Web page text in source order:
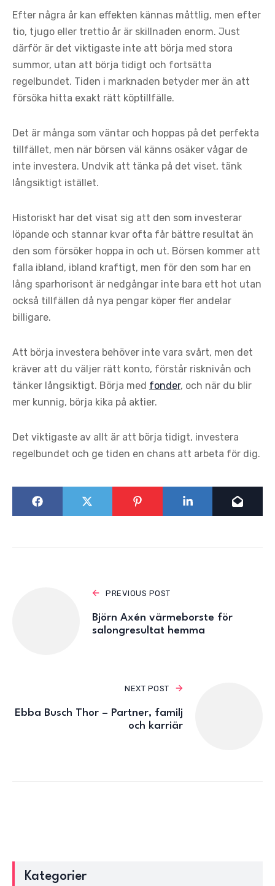
Efter några år kan effekten kännas måttlig, men efter
tio, tjugo eller trettio år är skillnaden enorm. Just
därför är det viktigaste inte att börja med stora
summor, utan att börja tidigt och fortsätta
regelbundet. Tiden i marknaden betyder mer än att
försöka hitta exakt rätt köptillfälle.
Det är många som väntar och hoppas på det perfekta
tillfället, men när börsen väl känns osäker vågar de
inte investera. Undvik att tänka på det viset, tänk
långsiktigt istället.
Historiskt har det visat sig att den som investerar
löpande och stannar kvar ofta får bättre resultat än
den som försöker hoppa in och ut. Börsen kommer att
falla ibland, ibland kraftigt, men för den som har en
lång sparhorisont är nedgångar inte bara ett hot utan
också tillfällen då nya pengar köper fler andelar
billigare.
Att börja investera behöver inte vara svårt, men det
kräver att du väljer rätt konto, förstår risknivån och
tänker långsiktigt. Börja med fonder, och när du blir
mer kunnig, börja kika på aktier.
Det viktigaste av allt är att börja tidigt, investera
regelbundet och ge tiden en chans att arbeta för dig.
PREVIOUS POST
Björn Axén värmeborste för
salongresultat hemma
NEXT POST
Ebba Busch Thor – Partner, familj
och karriär
Kategorier